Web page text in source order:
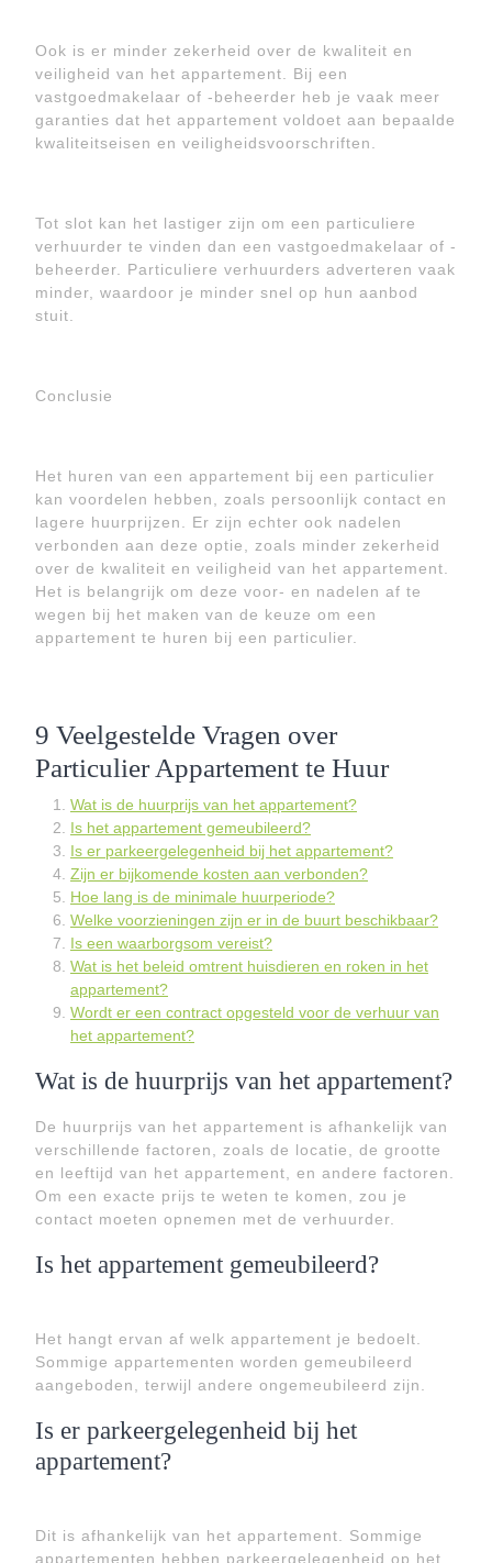
Ook is er minder zekerheid over de kwaliteit en
veiligheid van het appartement. Bij een
vastgoedmakelaar of -beheerder heb je vaak meer
garanties dat het appartement voldoet aan bepaalde
kwaliteitseisen en veiligheidsvoorschriften.
Tot slot kan het lastiger zijn om een particuliere
verhuurder te vinden dan een vastgoedmakelaar of -
beheerder. Particuliere verhuurders adverteren vaak
minder, waardoor je minder snel op hun aanbod
stuit.
Conclusie
Het huren van een appartement bij een particulier
kan voordelen hebben, zoals persoonlijk contact en
lagere huurprijzen. Er zijn echter ook nadelen
verbonden aan deze optie, zoals minder zekerheid
over de kwaliteit en veiligheid van het appartement.
Het is belangrijk om deze voor- en nadelen af te
wegen bij het maken van de keuze om een
appartement te huren bij een particulier.
9 Veelgestelde Vragen over
Particulier Appartement te Huur
Wat is de huurprijs van het appartement?
Is het appartement gemeubileerd?
Is er parkeergelegenheid bij het appartement?
Zijn er bijkomende kosten aan verbonden?
Hoe lang is de minimale huurperiode?
Welke voorzieningen zijn er in de buurt beschikbaar?
Is een waarborgsom vereist?
Wat is het beleid omtrent huisdieren en roken in het
appartement?
Wordt er een contract opgesteld voor de verhuur van
het appartement?
Wat is de huurprijs van het appartement?
De huurprijs van het appartement is afhankelijk van
verschillende factoren, zoals de locatie, de grootte
en leeftijd van het appartement, en andere factoren.
Om een exacte prijs te weten te komen, zou je
contact moeten opnemen met de verhuurder.
Is het appartement gemeubileerd?
Het hangt ervan af welk appartement je bedoelt.
Sommige appartementen worden gemeubileerd
aangeboden, terwijl andere ongemeubileerd zijn.
Is er parkeergelegenheid bij het
appartement?
Dit is afhankelijk van het appartement. Sommige
appartementen hebben parkeergelegenheid op het